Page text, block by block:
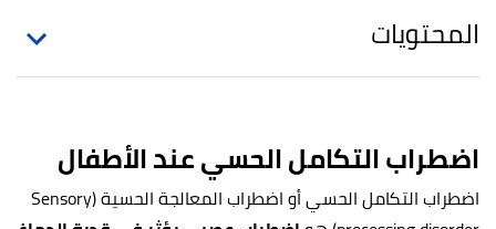
المحتويات
اضطراب التكامل الحسي عند الأطفال
اضطراب التكامل الحسي أو اضطراب المعالجة الحسية (Sensory